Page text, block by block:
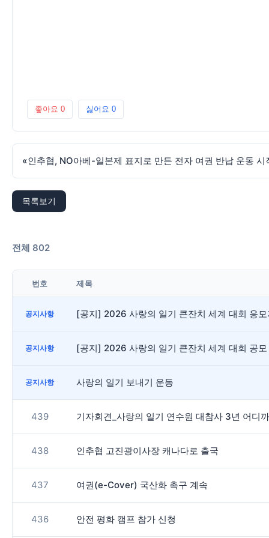
좋아요 0 싫어요 0
«인추협, NO아베-일본제 표지로 만든 전자 여권 반납 운동 시
목록보기
전체 802
번호 제목
공지사항 [공지] 2026 사랑의 일기 큰잔치 세계 대회 응
공지사항 [공지] 2026 사랑의 일기 큰잔치 세계 대회 공모
공지사항 사랑의 일기 보내기 운동
439 기자회견_사랑의 일기 연수원 대참사 3년 어디
438 인추협 고진광이사장 캐나다로 출국
437 여권(e-Cover) 국산화 촉구 계속
436 안전 평화 캠프 참가 신청